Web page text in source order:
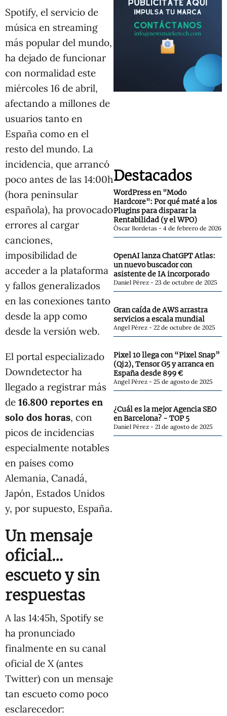
Spotify, el servicio de
música en streaming
más popular del mundo,
ha dejado de funcionar
con normalidad este
miércoles 16 de abril,
afectando a millones de
usuarios tanto en
España como en el
resto del mundo. La
incidencia, que arrancó
poco antes de las 14:00h
(hora peninsular
española), ha provocado
errores al cargar
canciones,
imposibilidad de
acceder a la plataforma
y fallos generalizados
en las conexiones tanto
desde la app como
desde la versión web.
El portal especializado
Downdetector ha
llegado a registrar más
de 16.800 reportes en
solo dos horas, con
picos de incidencias
especialmente notables
en países como
Alemania, Canadá,
Japón, Estados Unidos
y, por supuesto, España.
Un mensaje
oficial…
escueto y sin
respuestas
A las 14:45h, Spotify se
ha pronunciado
finalmente en su canal
oficial de X (antes
Twitter) con un mensaje
tan escueto como poco
esclarecedor:
Destacados
WordPress en "Modo
Hardcore": Por qué maté a los
Plugins para disparar la
Rentabilidad (y el WPO)
Òscar Bordetas 4 de febrero de 2026
OpenAI lanza ChatGPT Atlas:
un nuevo buscador con
asistente de IA incorporado
Daniel Pérez 23 de octubre de 2025
Gran caída de AWS arrastra
servicios a escala mundial
Angel Pérez 22 de octubre de 2025
Pixel 10 llega con “Pixel Snap”
(Qi2), Tensor G5 y arranca en
España desde 899 €
Angel Pérez 25 de agosto de 2025
¿Cuál es la mejor Agencia SEO
en Barcelona? - TOP 5
Daniel Pérez 21 de agosto de 2025